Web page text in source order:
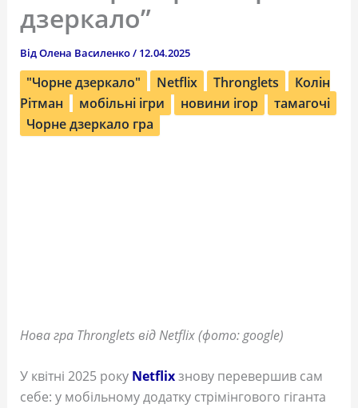
дзеркало”
ВідОлена Василенко/ 12.04.2025
"Чорне дзеркало" Netflix Thronglets
Колін
Рітман
мобільні ігри новини ігор
тамагочі
Чорне дзеркало гра
Нова гра Thronglets від Netflix (фото: google)
У квітні 2025 року Netflixзнову перевершив сам
себе: у мобільному додатку стрімінгового гіганта